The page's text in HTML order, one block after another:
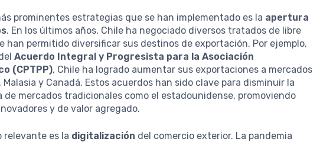
prominentes estrategias que se han implementado es la apertura
. En los últimos años, Chile ha negociado diversos tratados de libre
han permitido diversificar sus destinos de exportación. Por ejemplo,
Acuerdo Integral y Progresista para la Asociación
(CPTPP), Chile ha logrado aumentar sus exportaciones a mercados
Malasia y Canadá. Estos acuerdos han sido clave para disminuir la
de mercados tradicionales como el estadounidense, promoviendo
y de valor agregado.
relevante es la digitalización del comercio exterior. La pandemia